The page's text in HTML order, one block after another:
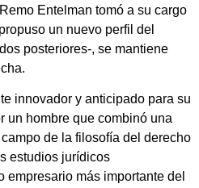
Entelman tomó a su cargo
un nuevo perfil del
posteriores-, se mantiene
innovador y anticipado para su
un hombre que combinó una
de la filosofía del derecho
estudios jurídicos
más importante del